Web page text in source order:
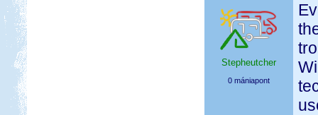
Stepheutcher
0 mániapont